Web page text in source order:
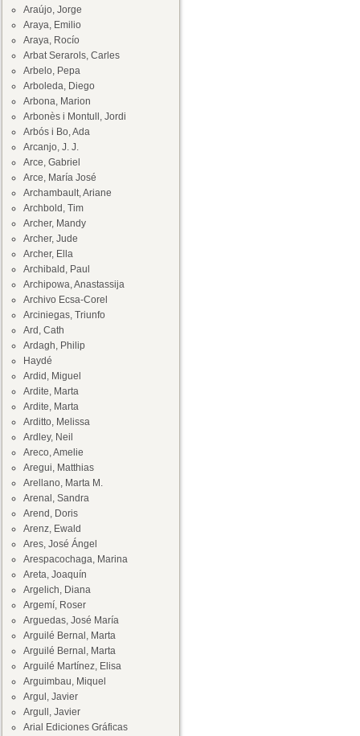
Araújo, Jorge
Araya, Emilio
Araya, Rocío
Arbat Serarols, Carles
Arbelo, Pepa
Arboleda, Diego
Arbona, Marion
Arbonès i Montull, Jordi
Arbós i Bo, Ada
Arcanjo, J. J.
Arce, Gabriel
Arce, María José
Archambault, Ariane
Archbold, Tim
Archer, Mandy
Archer, Jude
Archer, Ella
Archibald, Paul
Archipowa, Anastassija
Archivo Ecsa-Corel
Arciniegas, Triunfo
Ard, Cath
Ardagh, Philip
Haydé
Ardid, Miguel
Ardite, Marta
Ardite, Marta
Arditto, Melissa
Ardley, Neil
Areco, Amelie
Aregui, Matthias
Arellano, Marta M.
Arenal, Sandra
Arend, Doris
Arenz, Ewald
Ares, José Ángel
Arespacochaga, Marina
Areta, Joaquín
Argelich, Diana
Argemí, Roser
Arguedas, José María
Arguilé Bernal, Marta
Arguilé Bernal, Marta
Arguilé Martínez, Elisa
Arguimbau, Miquel
Argul, Javier
Argull, Javier
Arial Ediciones Gráficas